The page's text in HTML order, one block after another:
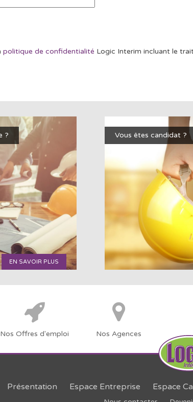
politique de confidentialité Logic Interim incluant le
?
EN SAVOIR PLUS
Vous êtes candidat ?
Nos Offres d'emploi Nos Agences
Présentation Espace Entreprise Espace